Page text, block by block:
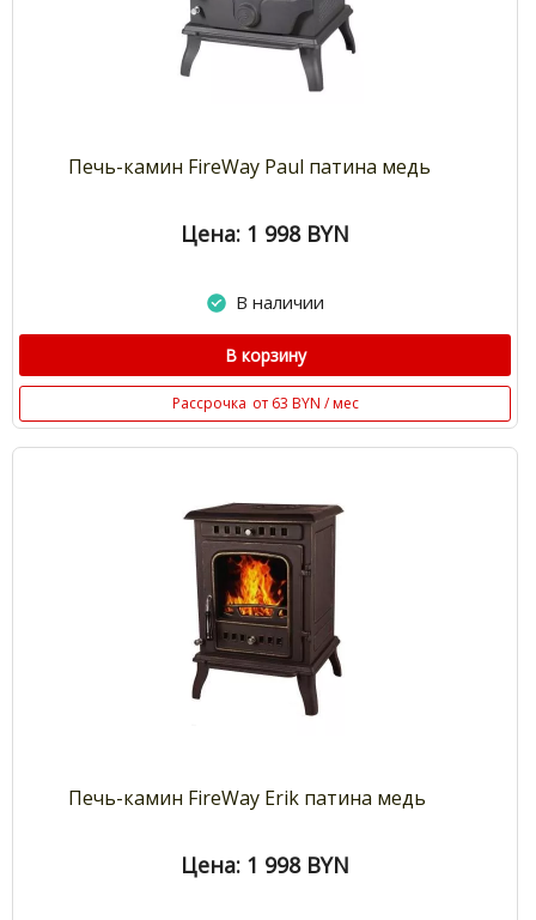
Печь-камин FireWay Paul патина медь
Цена: 1 998 BYN
В наличии
В корзину
Рассрочка от 63 BYN / мес
Печь-камин FireWay Erik патина медь
Цена: 1 998 BYN